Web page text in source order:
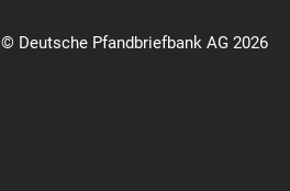
© Deutsche Pfandbriefbank AG 2026